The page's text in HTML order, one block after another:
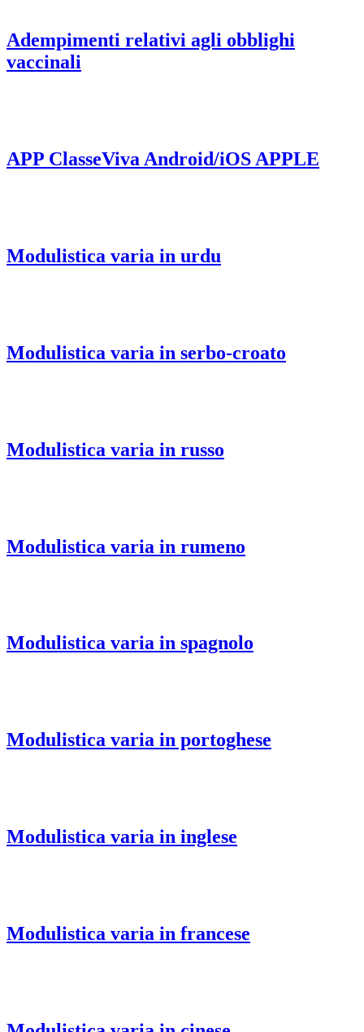
Adempimenti relativi agli obblighi
vaccinali
APP ClasseViva Android/iOS APPLE
Modulistica varia in urdu
Modulistica varia in serbo-croato
Modulistica varia in russo
Modulistica varia in rumeno
Modulistica varia in spagnolo
Modulistica varia in portoghese
Modulistica varia in inglese
Modulistica varia in francese